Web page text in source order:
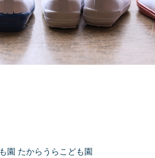
園 たからうらこども園